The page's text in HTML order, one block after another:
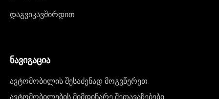
დაგვიკავშირდით
ნავიგაცია
ავტომობილის შესაძენად მოგვწერეთ
ავტომობილების მიმდინარე შეთავაზებები